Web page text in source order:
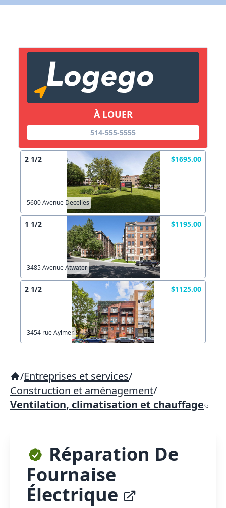
À LOUER
514-555-5555
2 1/2 $1695.00
5600 Avenue Decelles
1 1/2 $1195.00
3485 Avenue Atwater
2 1/2 $1125.00
3454 rue Aylmer
/Entreprises et services/
Construction et aménagement/
Ventilation, climatisation et chauffage
Réparation De
Fournaise
Électrique
X Fermer
Lien vers inscription (sera inclus dans courriel)
Envoyez